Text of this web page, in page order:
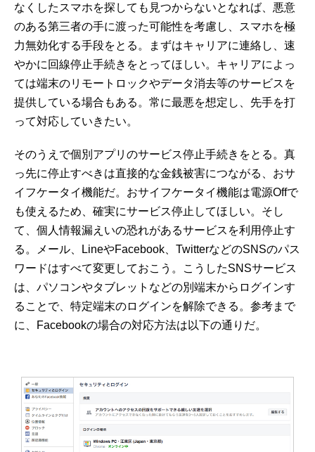
なくしたスマホを探しても見つからないとなれば、悪意
のある第三者の手に渡った可能性を考慮し、スマホを極
力無効化する手段をとる。まずはキャリアに連絡し、速
やかに回線停止手続きをとってほしい。キャリアによっ
ては端末のリモートロックやデータ消去等のサービスを
提供している場合もある。常に最悪を想定し、先手を打
って対応していきたい。
そのうえで個別アプリのサービス停止手続きをとる。真
っ先に停止すべきは直接的な金銭被害につながる、おサ
イフケータイ機能だ。おサイフケータイ機能は電源Offで
も使えるため、確実にサービス停止してほしい。そし
て、個人情報漏えいの恐れがあるサービスを利用停止す
る。メール、LineやFacebook、TwitterなどのSNSのパス
ワードはすべて変更しておこう。こうしたSNSサービス
は、パソコンやタブレットなどの別端末からログインす
ることで、特定端末のログインを解除できる。参考まで
に、Facebookの場合の対応方法は以下の通りだ。